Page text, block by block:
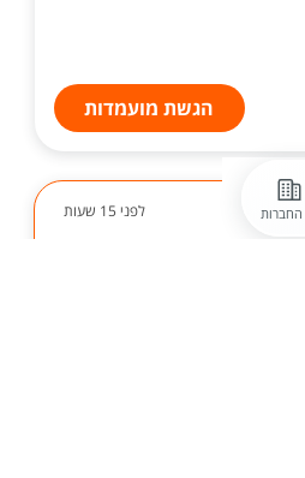
הגשת מועמדות
לפני 15 שעות החברות